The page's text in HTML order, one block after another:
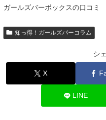
ガールズバーボックスの口コミ
知っ得！ガールズバーコラム
シ
X
LINE